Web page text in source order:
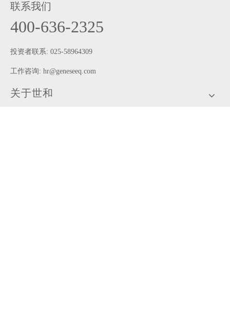
联系我们
400-636-2325
投资者联系: 025-58964309
工作咨询: hr@geneseeq.com
关于世和